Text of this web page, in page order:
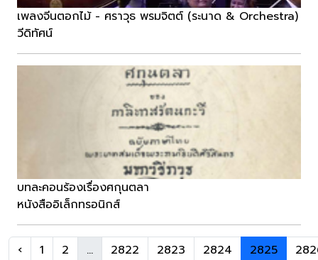
เพลงจีนตอกไม้ - ศราวุธ พรมจิตต์ (ระนาด & Orchestra)
วีดิทัศน์
บทละคอนร้องเรื่องศกุนตลา
หนังสืออิเล็กทรอนิกส์
‹ 1 2 ... 2822 2823 2824 2825